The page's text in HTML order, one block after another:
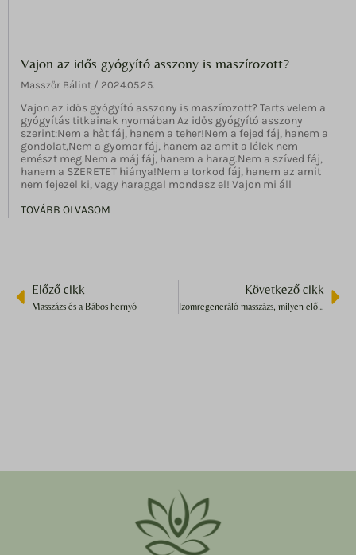
Vajon az idős gyógyító asszony is maszírozott?
Masszőr Bálint 2024.05.25.
Vajon az idős gyógyító asszony is maszírozott? Tarts velem a
gyógyítás titkainak nyomában Az idős gyógyító asszony
szerint:Nem a hàt fáj, hanem a teher!Nem a fejed fáj, hanem a
gondolat,Nem a gyomor fáj, hanem az amit a lélek nem
emészt meg.Nem a máj fáj, hanem a harag.Nem a szíved fáj,
hanem a SZERETET hiánya!Nem a torkod fáj, hanem az amit
nem fejezel ki, vagy haraggal mondasz el! Vajon mi áll
TOVÁBB OLVASOM
Előző cikk
Masszázs és a Bábos hernyó
Következő cikk
Izomregeneráló masszázs, milyen előnyökkel jár számodra, példák amik változtak hatására.: